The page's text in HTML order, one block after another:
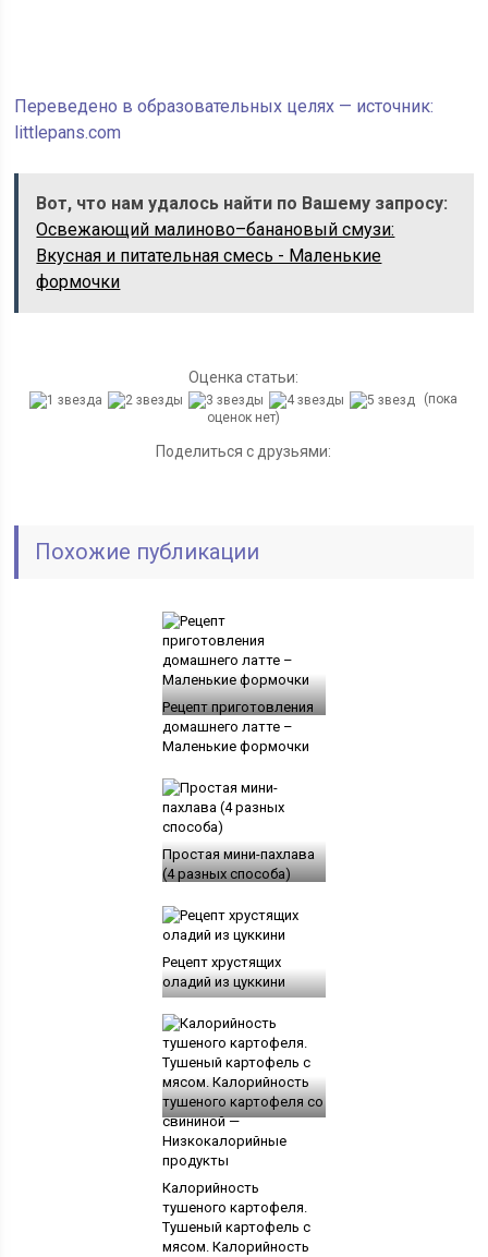
Переведено в образовательных целях — источник:
littlepans.com
Вот, что нам удалось найти по Вашему запросу:
Освежающий малиново–банановый смузи:
Вкусная и питательная смесь - Маленькие
формочки
Оценка статьи:
(пока
оценок нет)
Поделиться с друзьями:
Похожие публикации
Рецепт приготовления
домашнего латте –
Маленькие формочки
Простая мини-пахлава
(4 разных способа)
Рецепт хрустящих
оладий из цуккини
Калорийность
тушеного картофеля.
Тушеный картофель с
мясом. Калорийность